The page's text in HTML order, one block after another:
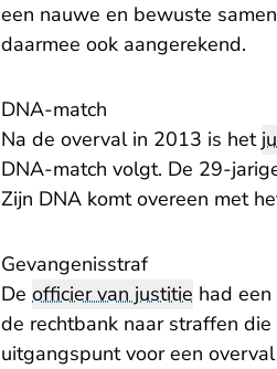
een nauwe en bewuste
daarmee ook aangerekend.
DNA-match
Na de overval in 2013 is het
DNA-match volgt. De 29-
Zijn DNA komt overeen met
Gevangenisstraf
De officier van justitie had
de rechtbank naar straffen
uitgangspunt voor een